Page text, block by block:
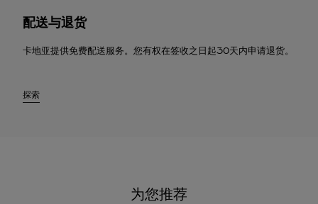
配送与退货
卡地亚提供免费配送服务。您有权在签收之日起30天内申请退货。
探索
为您推荐